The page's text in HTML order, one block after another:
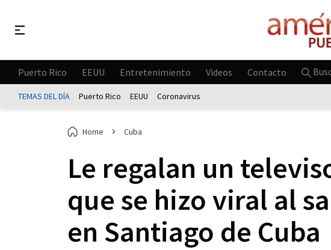
Puerto Rico EEUU Entretenimiento Videos Contacto
TEMAS DEL DÍA Puerto Rico EEUU Coronavirus
Home Cuba
Le regalan un
que se hizo viral al
en Santiago de Cuba